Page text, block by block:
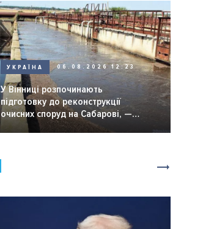
УКРАЇНА 06.08.2026 12:23
У Вінниці розпочинають
підготовку до реконструкції
очисних споруд на Сабарові, —
мер Вінниці.